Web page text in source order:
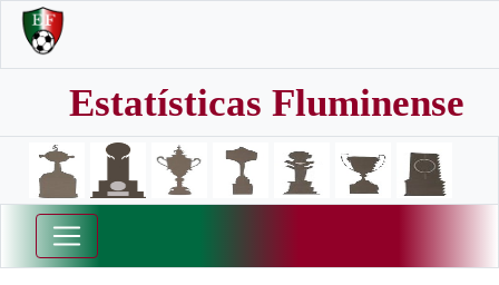
Estatísticas Fluminense